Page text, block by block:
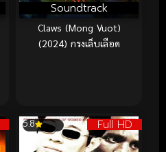
Soundtrack
Claws (Mong Vuot)
(2024) กรงเล็บเลือด
Full HD
5.8